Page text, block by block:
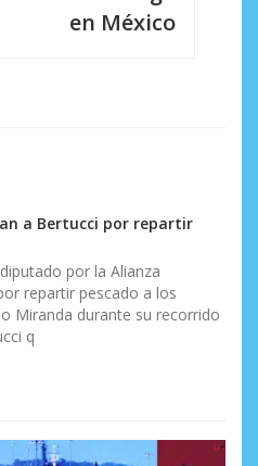
en México
a Bertucci por repartir
por la Alianza
repartir pescado a los
Miranda durante su recorrido
q